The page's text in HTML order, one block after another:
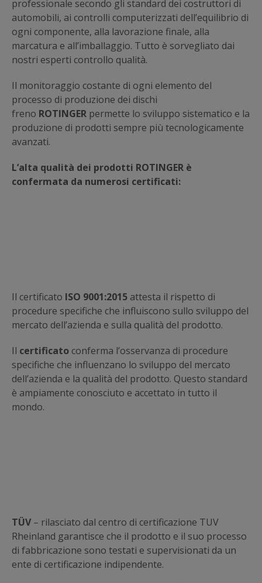
professionale secondo gli standard dei costruttori di
automobili, ai controlli computerizzati dell’equilibrio di
ogni componente, alla lavorazione finale, alla
marcatura e all’imballaggio. Tutto è sorvegliato dai
nostri esperti controllo qualità.
Il monitoraggio costante di ogni elemento del
processo di produzione dei dischi
freno ROTINGER permette lo sviluppo sistematico e la
produzione di prodotti sempre più tecnologicamente
avanzati.
L’alta qualità dei prodotti ROTINGER è
confermata da numerosi certificati:
Il certificato ISO 9001:2015 attesta il rispetto di
procedure specifiche che influiscono sullo sviluppo del
mercato dell’azienda e sulla qualità del prodotto.
Il certificato conferma l’osservanza di procedure
specifiche che influenzano lo sviluppo del mercato
dell’azienda e la qualità del prodotto. Questo standard
è ampiamente conosciuto e accettato in tutto il
mondo.
TÜV – rilasciato dal centro di certificazione TUV
Rheinland garantisce che il prodotto e il suo processo
di fabbricazione sono testati e supervisionati da un
ente di certificazione indipendente.